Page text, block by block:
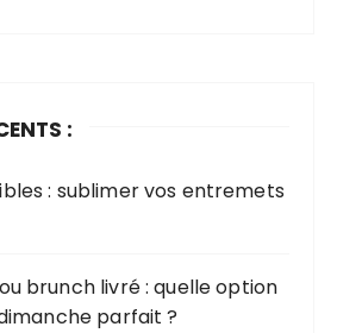
:
: sublimer vos entremets
brunch livré : quelle option
parfait ?